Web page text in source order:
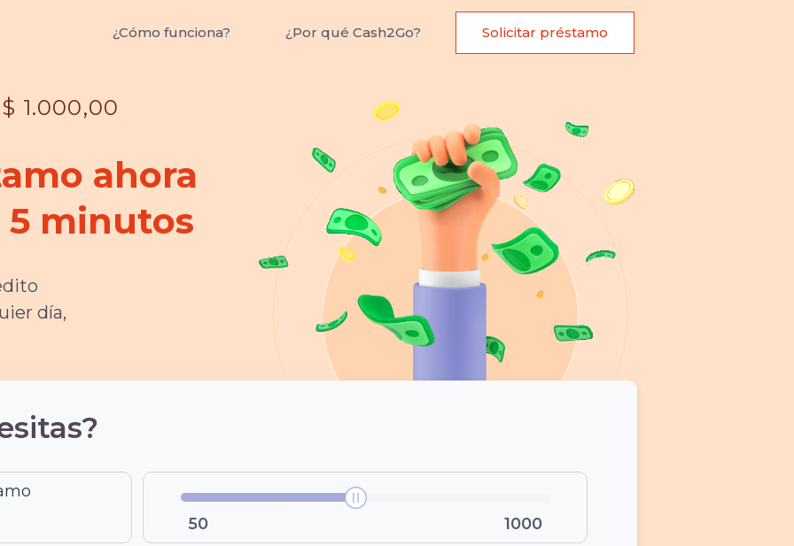
¿Cómo funciona? ¿Por qué Cash2Go? Solicitar préstamo
1.000,00
ahora
minutos
día,
50
1000